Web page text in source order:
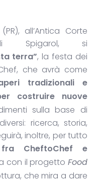
all’Antica Corte
Spigarol, si
terra”, la festa dei
che avrà come
tradizionali e
costruire nuove
sulla base di
ricerca, storia,
inoltre, per tutto
CheftoChef e
con il progetto Food
che mira a dare